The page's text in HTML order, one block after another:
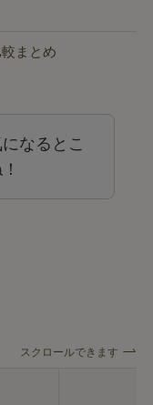
まとめ
なるとこ
スクロールできます